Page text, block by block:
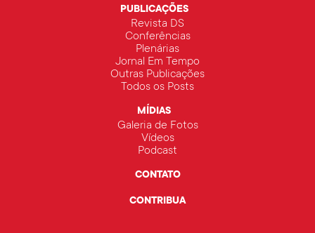
PUBLICAÇÕES
Revista DS
Conferências
Plenárias
Jornal Em Tempo
Outras Publicações
Todos os Posts
MÍDIAS
Galeria de Fotos
Vídeos
Podcast
CONTATO
CONTRIBUA